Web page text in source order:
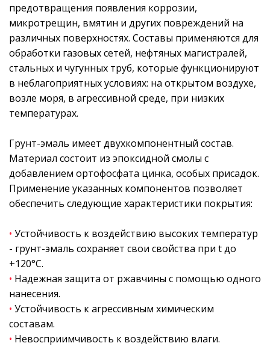
предотвращения появления коррозии,
микротрещин, вмятин и других повреждений на
различных поверхностях. Составы применяются для
обработки газовых сетей, нефтяных магистралей,
стальных и чугунных труб, которые функционируют
в неблагоприятных условиях: на открытом воздухе,
возле моря, в агрессивной среде, при низких
температурах.
Грунт-эмаль имеет двухкомпонентный состав.
Материал состоит из эпоксидной смолы с
добавлением ортофосфата цинка, особых присадок.
Применение указанных компонентов позволяет
обеспечить следующие характеристики покрытия:
• Устойчивость к воздействию высоких температур
- грунт-эмаль сохраняет свои свойства при t до
+120°С.
• Надежная защита от ржавчины с помощью одного
нанесения.
• Устойчивость к агрессивным химическим
составам.
• Невосприимчивость к воздействию влаги.